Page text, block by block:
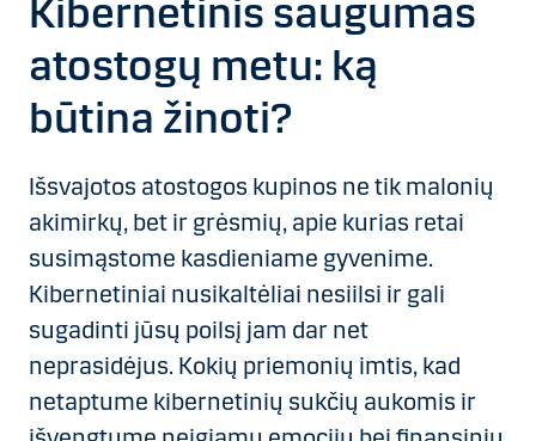
Kibernetinis saugumas
atostogų metu: ką
būtina žinoti?
Išsvajotos atostogos kupinos ne tik malonių
akimirkų, bet ir grėsmių, apie kurias retai
susimąstome kasdieniame gyvenime.
Kibernetiniai nusikaltėliai nesiilsi ir gali
sugadinti jūsų poilsį jam dar net
neprasidėjus. Kokių priemonių imtis, kad
netaptume kibernetinių sukčių aukomis ir